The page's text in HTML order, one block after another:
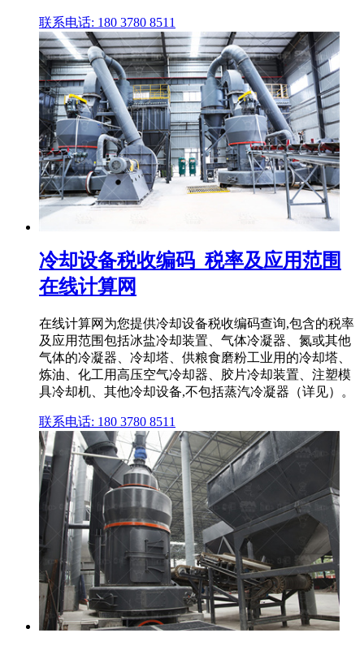
联系电话: 180 3780 8511
冷却设备税收编码_税率及应用范围
在线计算网
在线计算网为您提供冷却设备税收编码查询,包含的税率
及应用范围包括冰盐冷却装置、气体冷凝器、氮或其他
气体的冷凝器、冷却塔、供粮食磨粉工业用的冷却塔、
炼油、化工用高压空气冷却器、胶片冷却装置、注塑模
具冷却机、其他冷却设备,不包括蒸汽冷凝器（详见）。
联系电话: 180 3780 8511